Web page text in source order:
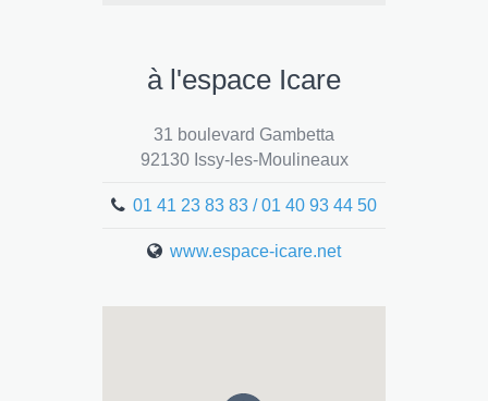
à l'espace Icare
31 boulevard Gambetta
92130 Issy-les-Moulineaux
01 41 23 83 83 / 01 40 93 44 50
www.espace-icare.net